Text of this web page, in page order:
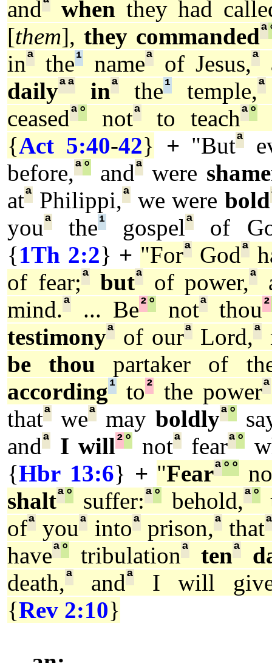
andª when they had
[them], they commandedª
inª the¹ nameª of Jesus,ª
dailyªª inª the¹ temple,ª
ceasedª° notª to teachª°
{Act 5:40-42} + "Butª
before,ª° andªwere
atª Philippi,ª we were bold
youª the¹ gospelª
of
{1Th 2:2} + "Forª Godª
of fear;ª butª of power,ª
mind.ª ... Be²° notª thou²
testimonyª of ourª Lord,ª
be thou partaker of
according¹ to² the powerª
thatª weª mayboldlyª°
andª I will²° notª fearª°
{Hbr 13:6} + "Fearª° °
shaltª° suffer:ª° behold,ª°
ofª youª intoª prison,ª that
haveª° tribulationª tenª
death,ª andª
I will
{Rev 2:10}